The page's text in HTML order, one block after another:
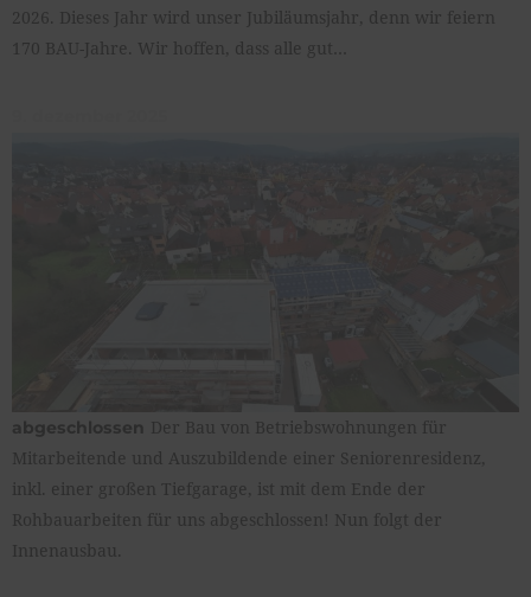
2026. Dieses Jahr wird unser Jubiläumsjahr, denn wir feiern
170 BAU-Jahre. Wir hoffen, dass alle gut…
abgeschlossen Der Bau von Betriebswohnungen für
Mitarbeitende und Auszubildende einer Seniorenresidenz,
inkl. einer großen Tiefgarage, ist mit dem Ende der
Rohbauarbeiten für uns abgeschlossen! Nun folgt der
Innenausbau.